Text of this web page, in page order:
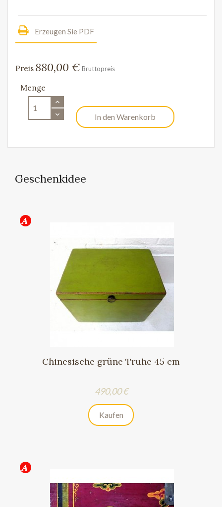
Erzeugen Sie PDF
Preis 880,00 € Bruttopreis
Menge
In den Warenkorb
Geschenkidee
Chinesische grüne Truhe 45 cm
Preis
490,00 €
Kaufen